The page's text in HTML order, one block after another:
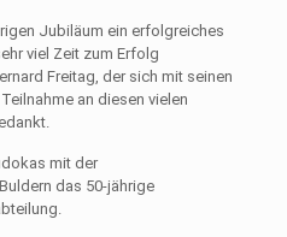
Jubiläum ein erfolgreiches
viel Zeit zum Erfolg
Freitag, der sich mit seinen
an diesen vielen
mit der
das 50-jährige